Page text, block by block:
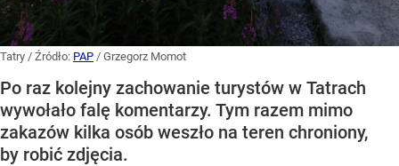
Tatry / Źródło: PAP / Grzegorz Momot
Po raz kolejny zachowanie turystów w Tatrach
wywołało falę komentarzy. Tym razem mimo
zakazów kilka osób weszło na teren chroniony,
by robić zdjęcia.